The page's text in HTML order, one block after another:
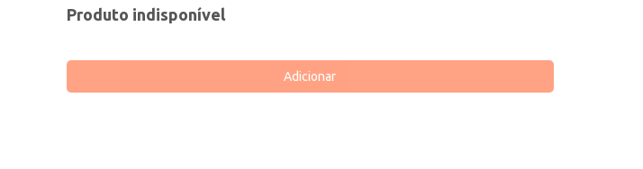
Produto indisponível
Adicionar